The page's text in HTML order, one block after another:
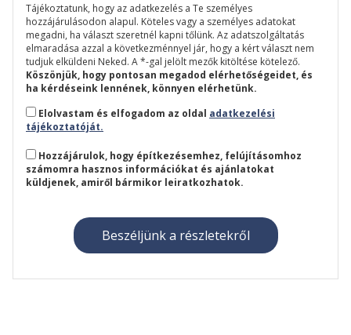
Tájékoztatunk, hogy az adatkezelés a Te személyes
hozzájárulásodon alapul. Köteles vagy a személyes adatokat
megadni, ha választ szeretnél kapni tőlünk. Az adatszolgáltatás
elmaradása azzal a következménnyel jár, hogy a kért választ nem
tudjuk elküldeni Neked. A *-gal jelölt mezők kitöltése kötelező.
Köszönjük, hogy pontosan megadod elérhetőségeidet, és
ha kérdéseink lennének, könnyen elérhetünk.
Elolvastam és elfogadom az oldal adatkezelési
tájékoztatóját.
Hozzájárulok, hogy építkezésemhez, felújításomhoz
számomra hasznos információkat és ajánlatokat
küldjenek, amiről bármikor leiratkozhatok.